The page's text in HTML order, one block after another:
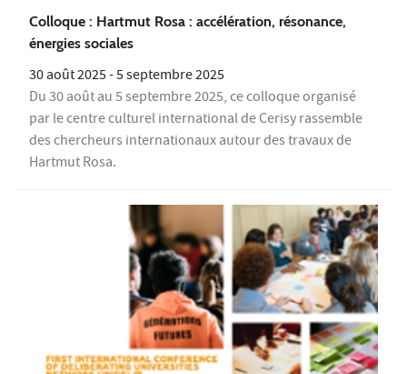
Colloque : Hartmut Rosa : accélération, résonance,
énergies sociales
30 août 2025-5 septembre 2025
Du 30 août au 5 septembre 2025, ce colloque organisé
par le centre culturel international de Cerisy rassemble
des chercheurs internationaux autour des travaux de
Hartmut Rosa.